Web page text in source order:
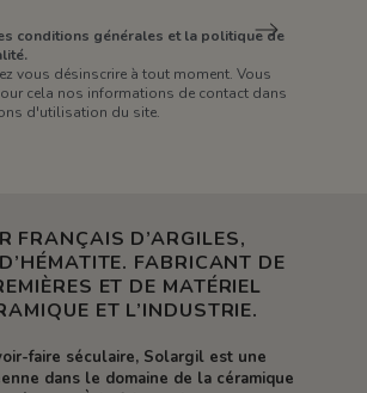
conditions générales et la politique de
vous désinscrire à tout moment. Vous
cela nos informations de contact dans
d'utilisation du site.
FRANÇAIS D’ARGILES,
FABRICANT DE
ET DE MATÉRIEL
ET L’INDUSTRIE.
faire séculaire, Solargil est une
dans le domaine de la céramique